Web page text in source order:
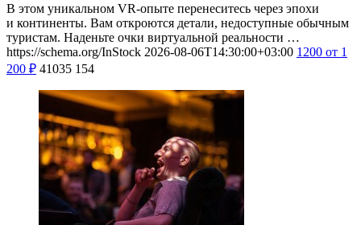
В этом уникальном VR-опыте перенеситесь через эпохи
и континенты. Вам откроются детали, недоступные обычным
туристам. Наденьте очки виртуальной реальности …
https://schema.org/InStock 2026-08-06T14:30:00+03:00 1200 от 1
200 ₽ 41035 154